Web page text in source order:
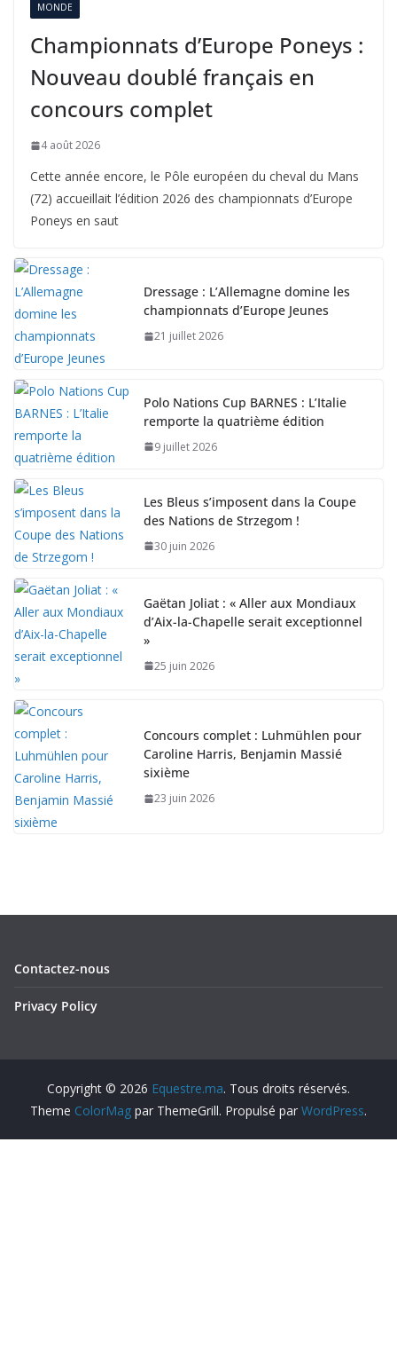
MONDE
Championnats d’Europe Poneys :
Nouveau doublé français en
concours complet
4 août 2026
Cette année encore, le Pôle européen du cheval du Mans
(72) accueillait l’édition 2026 des championnats d’Europe
Poneys en saut
Dressage : L’Allemagne domine les
championnats d’Europe Jeunes
21 juillet 2026
Polo Nations Cup BARNES : L’Italie
remporte la quatrième édition
9 juillet 2026
Les Bleus s’imposent dans la Coupe
des Nations de Strzegom !
30 juin 2026
Gaëtan Joliat : « Aller aux Mondiaux
d’Aix-la-Chapelle serait exceptionnel
»
25 juin 2026
Concours complet : Luhmühlen pour
Caroline Harris, Benjamin Massié
sixième
23 juin 2026
Contactez-nous
Privacy Policy
Copyright © 2026 Equestre.ma. Tous droits réservés.
Theme ColorMag par ThemeGrill. Propulsé par WordPress.